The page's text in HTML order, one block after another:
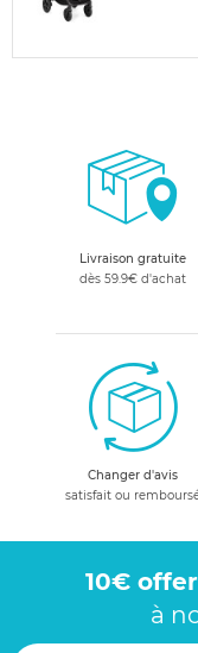
Livraison gratuite
dès 59.9€ d'achat
Changer d'avis
satisfait ou
10€
à